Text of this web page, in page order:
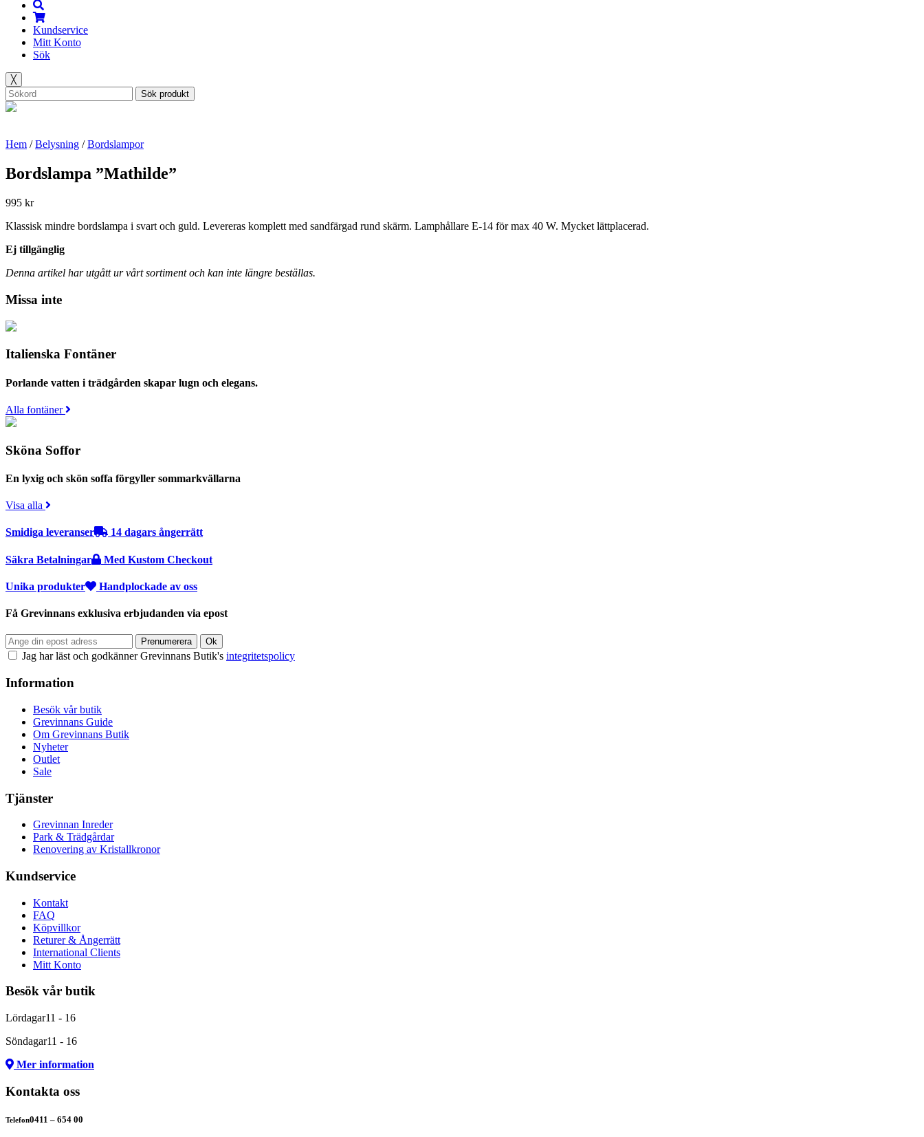
Kundservice
Mitt Konto
Sök
╳
Sök produkt
Hem /Belysning /Bordslampor
Bordslampa ”Mathilde”
995 kr
Klassisk mindre bordslampa i svart och guld. Levereras komplett med sandfärgad rund skärm. Lamphållare E-14 för max 40 W. Mycket lättplacerad.
Ej tillgänglig
Denna artikel har utgått ur vårt sortiment och kan inte längre beställas.
Missa inte
Italienska Fontäner
Porlande vatten i trädgården skapar lugn och elegans.
Alla fontäner
Sköna Soffor
En lyxig och skön soffa förgyller sommarkvällarna
Visa alla
Smidiga leveranser 14 dagars ångerrätt
Säkra Betalningar Med Kustom Checkout
Unika produkter Handplockade av oss
Få Grevinnans exklusiva erbjudanden via epost
Jag har läst och godkänner Grevinnans Butik's integritetspolicy
Information
Besök vår butik
Grevinnans Guide
Om Grevinnans Butik
Nyheter
Outlet
Sale
Tjänster
Grevinnan Inreder
Park & Trädgårdar
Renovering av Kristallkronor
Kundservice
Kontakt
FAQ
Köpvillkor
Returer & Ångerrätt
International Clients
Mitt Konto
Besök vår butik
Lördagar11 - 16
Söndagar11 - 16
Mer information
Kontakta oss
Telefon0411 – 654 00